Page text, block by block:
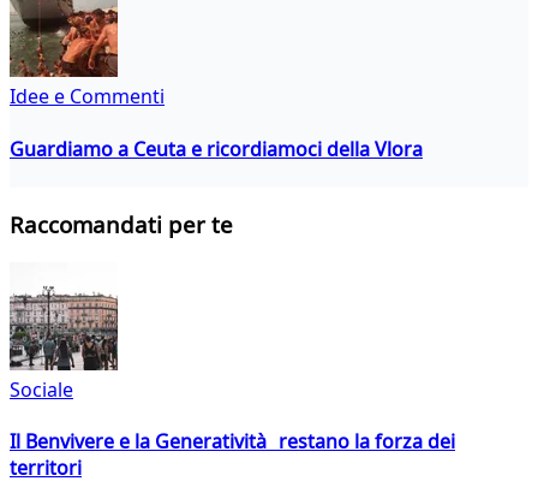
Idee e Commenti
Guardiamo a Ceuta e ricordiamoci della Vlora
Raccomandati per te
Sociale
Il Benvivere e la Generatività restano la forza dei
territori